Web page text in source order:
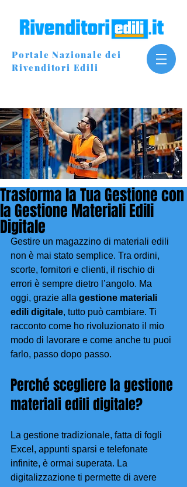
Portale Nazionale dei
Rivenditori Edili
Trasforma la Tua Gestione con
la Gestione Materiali Edili
Digitale
Gestire un magazzino di materiali edili
non è mai stato semplice. Tra ordini,
scorte, fornitori e clienti, il rischio di
errori è sempre dietro l’angolo. Ma
oggi, grazie alla gestione materiali
edili digitale, tutto può cambiare. Ti
racconto come ho rivoluzionato il mio
modo di lavorare e come anche tu puoi
farlo, passo dopo passo.
Perché scegliere la gestione
materiali edili digitale?
La gestione tradizionale, fatta di fogli
Excel, appunti sparsi e telefonate
infinite, è ormai superata. La
digitalizzazione ti permette di avere